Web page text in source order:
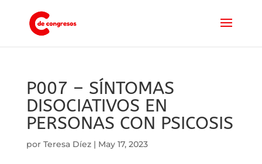
P007 – SÍNTOMAS
DISOCIATIVOS EN
PERSONAS CON PSICOSIS
por Teresa Díez| May 17, 2023